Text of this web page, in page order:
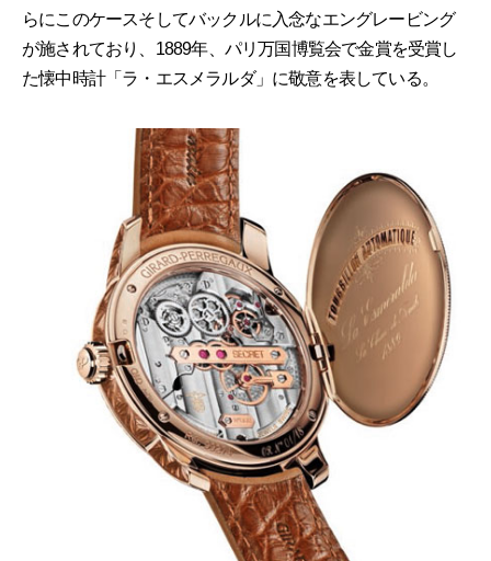
らにこのケースそしてバックルに入念なエングレービング
が施されており、1889年、パリ万国博覧会で金賞を受賞し
た懐中時計「ラ・エスメラルダ」に敬意を表している。